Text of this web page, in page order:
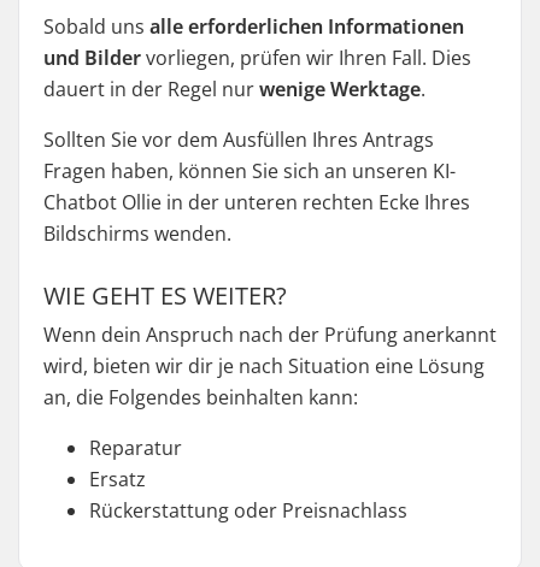
Sobald uns alle erforderlichen Informationen
und Bildervorliegen, prüfen wir Ihren Fall. Dies
dauert in der Regel nurwenige Werktage.
Sollten Sie vor dem Ausfüllen Ihres Antrags
Fragen haben, können Sie sich an unseren KI-
Chatbot Ollie in der unteren rechten Ecke Ihres
Bildschirms wenden.
WIE GEHT ES WEITER?
Wenn dein Anspruch nach der Prüfung anerkannt
wird, bieten wir dir je nach Situation eine Lösung
an, die Folgendes beinhalten kann:
Reparatur
Ersatz
Rückerstattung oder Preisnachlass